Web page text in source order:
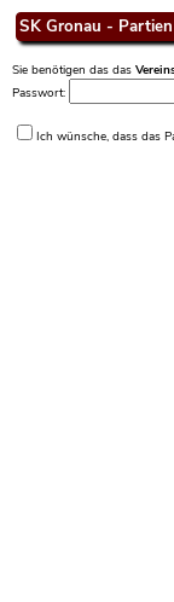
SK Gronau -
Sie benötigen das das
Passwort:
Ich wünsche, dass das